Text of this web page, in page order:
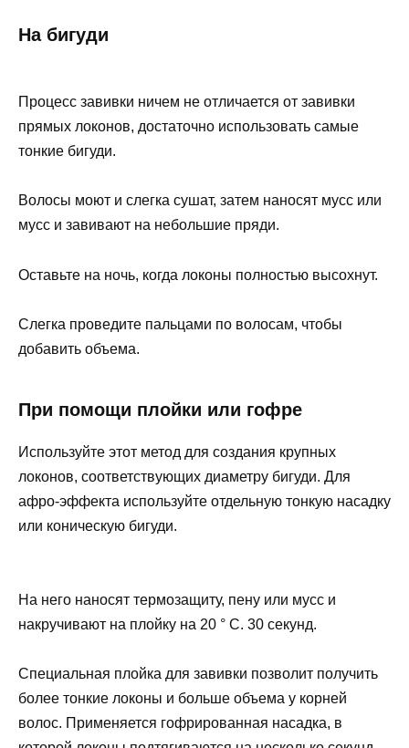
На бигуди
Процесс завивки ничем не отличается от завивки
прямых локонов, достаточно использовать самые
тонкие бигуди.
Волосы моют и слегка сушат, затем наносят мусс или
мусс и завивают на небольшие пряди.
Оставьте на ночь, когда локоны полностью высохнут.
Слегка проведите пальцами по волосам, чтобы
добавить объема.
При помощи плойки или гофре
Используйте этот метод для создания крупных
локонов, соответствующих диаметру бигуди. Для
афро-эффекта используйте отдельную тонкую насадку
или коническую бигуди.
На него наносят термозащиту, пену или мусс и
накручивают на плойку на 20 ° С. 30 секунд.
Специальная плойка для завивки позволит получить
более тонкие локоны и больше объема у корней
волос. Применяется гофрированная насадка, в